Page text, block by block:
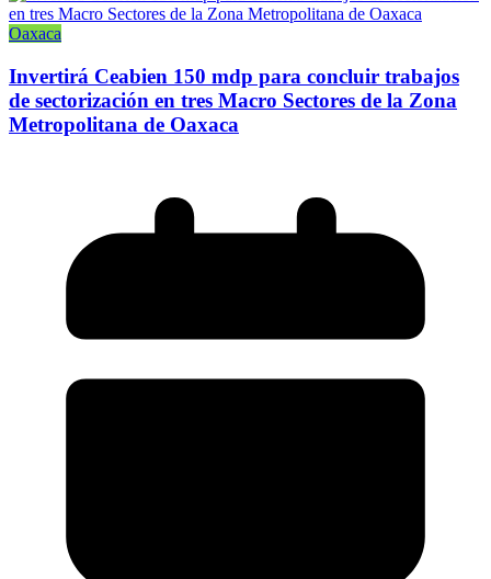
Oaxaca
Invertirá Ceabien 150 mdp para concluir trabajos
de sectorización en tres Macro Sectores de la Zona
Metropolitana de Oaxaca